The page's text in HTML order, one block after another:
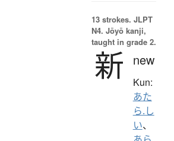
13 strokes. JLPT
N4. Jōyō kanji,
taught in grade 2.
新 new
Kun:
あた
ら.し
い、